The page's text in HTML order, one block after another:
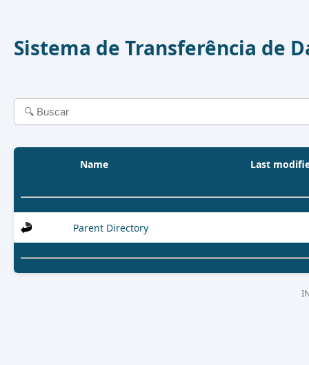
Sistema de Transferência de
Name Last
Parent Directory